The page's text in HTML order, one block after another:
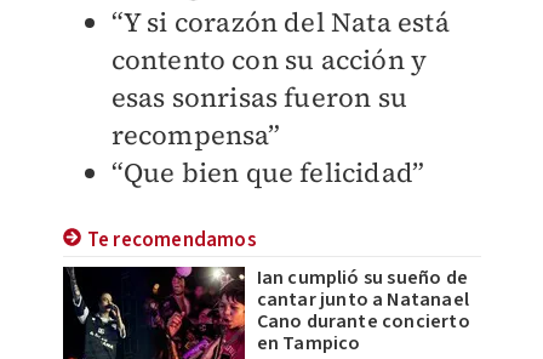
“Y si corazón del Nata está
contento con su acción y
esas sonrisas fueron su
recompensa”
“Que bien que felicidad”
Te recomendamos
Ian cumplió su sueño de
cantar junto a Natanael
Cano durante concierto
en Tampico